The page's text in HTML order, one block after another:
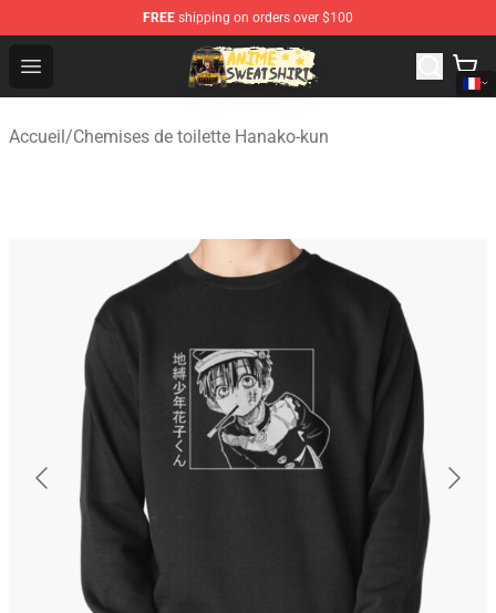
FREE shipping on orders over $100
Open menu
Anime Sweatshirts Store - The Best Store for Anime Fans
Accueil/Chemises de toilette Hanako-kun